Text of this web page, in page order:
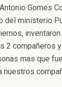
Gomes
del ministerio
2 compañeros
mas que
nuestros